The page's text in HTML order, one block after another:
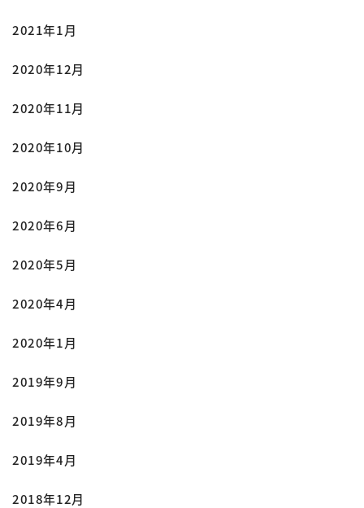
2021年1月
2020年12月
2020年11月
2020年10月
2020年9月
2020年6月
2020年5月
2020年4月
2020年1月
2019年9月
2019年8月
2019年4月
2018年12月